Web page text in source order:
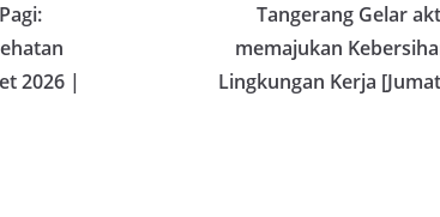
2026 |
Tangerang Gelar
memajukan
Lingkungan Kerja